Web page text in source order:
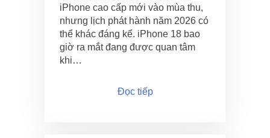
iPhone cao cấp mới vào mùa thu,
nhưng lịch phát hành năm 2026 có
thể khác đáng kể. iPhone 18 bao
giờ ra mắt đang được quan tâm
khi…
Đọc tiếp